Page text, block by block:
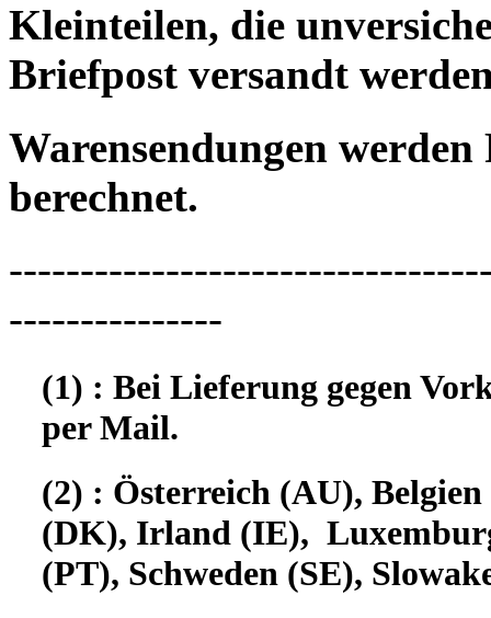
Kleinteilen, die
Briefpost versandt
Warensendungen
berechnet.
---------------
(1) : Bei Lieferung gegen
per Mail.
(2) : Österreich (AU),
(DK), Irland (IE),
(PT), Schweden (SE),